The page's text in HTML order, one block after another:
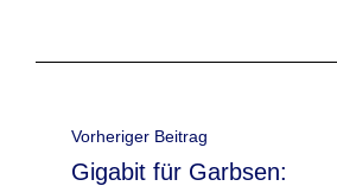
Vorheriger Beitrag
Vorheriger
Gigabit für Garbsen: